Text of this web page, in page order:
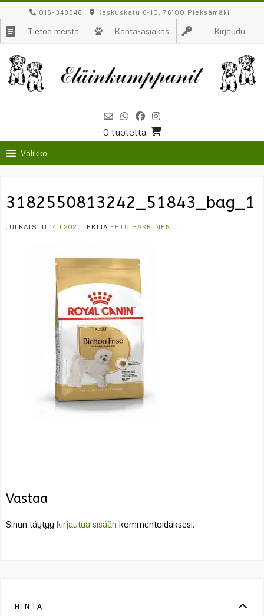
to
content
015-348848 Keskuskatu 6-10, 76100 Pieksämäki
Tietoa meistä Kanta-asiakas Kirjaudu
0 tuotetta
Valikko
3182550813242_51843_bag_1
JULKAISTU 14.1.2021 TEKIJÄ EETU HÄKKINEN
Vastaa
Sinun täytyy kirjautua sisään kommentoidaksesi.
HINTA